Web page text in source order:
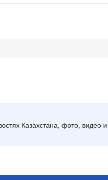
Казахстана, фото, видео и